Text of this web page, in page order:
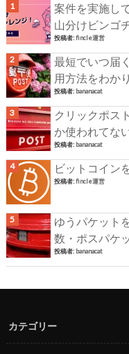
案件を実施し
山分けビンゴ
投稿者:fincle運営
最短でいつ届
用方法をわか
投稿者: bananacat
クリックポス
か使われてな
投稿者: bananacat
ビットコイン
投稿者:fincle運営
ゆうパケット
数・ポスパケ
投稿者: bananacat
カテゴリー